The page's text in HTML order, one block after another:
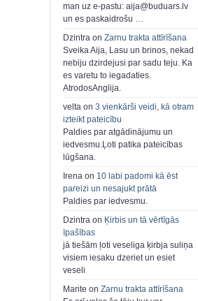
man uz e-pastu: aija@buduars.lv
un es paskaidrošu …
Dzintra on Zarnu trakta attīrīšana
Sveika Aija, Lasu un brinos, nekad
nebiju dzirdejusi par sadu teju. Ka
es varetu to iegadaties.
AtrodosAnglija.
velta on 3 vienkārši veidi, kā otram
izteikt pateicību
Paldies par atgādinājumu un
iedvesmu.Ļoti patika pateicības
lūgšana.
Irena on 10 labi padomi kā ēst
pareizi un nesajukt prātā
Paldies par iedvesmu.
Dzintra on Ķirbis un tā vērtīgās
īpašības
jā tiešām ļoti veseliga ķirbja suliņa
visiem iesaku dzeriet un esiet
veseli
Marite on Zarnu trakta attīrīšana